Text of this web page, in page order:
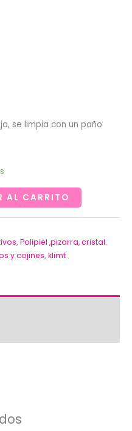
se limpia con un paño
AL CARRITO
,Polipiel ,pizarra, cristal.
y cojines,klimt